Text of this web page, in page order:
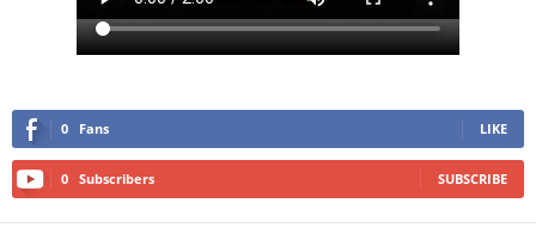
0 Fans LIKE
0 Subscribers SUBSCRIBE